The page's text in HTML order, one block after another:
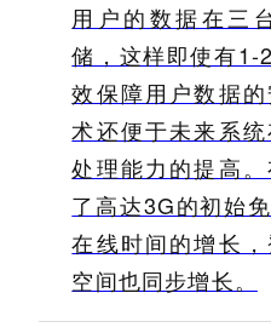
用户的数据在三
储，这样即使有1-
效保障用户数据
术还便于未来系
处理能力的提高
了高达3G的初始
在线时间的增长
空间也同步增长。